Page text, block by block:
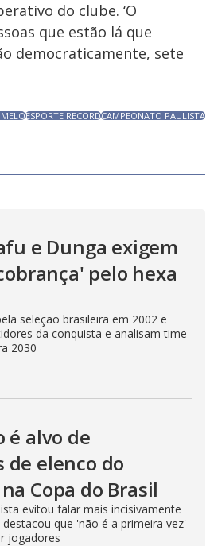
do clube. ‘O
que estão lá que
democraticamente, sete
ESPORTE RECORDCAMPEONATO PAULISTA
e Dunga exigem
pelo hexa
seleção brasileira em 2002 e
da conquista e analisam time
2030
é alvo de
de elenco do
Copa do Brasil
evitou falar mais incisivamente
que 'não é a primeira vez'
jogadores